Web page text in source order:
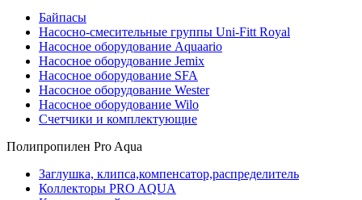
Байпасы
Насосно-смесительные группы Uni-Fitt Royal
Насосное оборудование Aquaario
Насосное оборудование Jemix
Насосное оборудование SFA
Насосное оборудование Wester
Насосное оборудование Wilo
Счетчики и комплектующие
Полипропилен Pro Aqua
Заглушка, клипса,компенсатор,распределитель
Коллекторы PRO AQUA